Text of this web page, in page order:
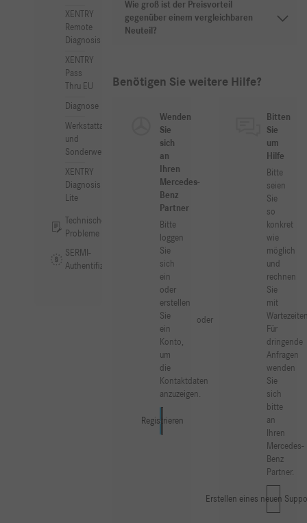
XENTRY
Remote
Diagnosis
XENTRY
Pass
Thru EU
Diagnose
Werkstattausrüstung
und
Sonderwerkzeuge
XENTRY
Diagnosis
Lite
Technische
Probleme
SERMI-
Authentifizierung
Wie groß ist der Preisvorteil
gegenüber einem vergleichbaren
Neuteil?
Benötigen Sie weitere Hilfe?
Wenden
Sie
sich
an
Ihren
Mercedes-
Benz
Partner
Bitte
loggen
Sie
sich
ein
oder
erstellen
Sie
ein
Konto,
um
die
Kontaktdaten
anzuzeigen.
Anmelden
Registrieren
oder
Bitten
Sie
um
Hilfe
Bitte
seien
Sie
so
konkret
wie
möglich
und
rechnen
Sie
mit
Für
dringende
Anfragen
wenden
Sie
sich
bitte
an
Ihren
Mercedes-
Benz
Partner.
Erstellen eines neuen